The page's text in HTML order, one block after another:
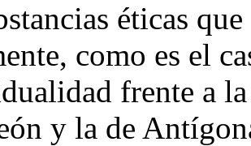
éticas
como es el
frente a
y la de